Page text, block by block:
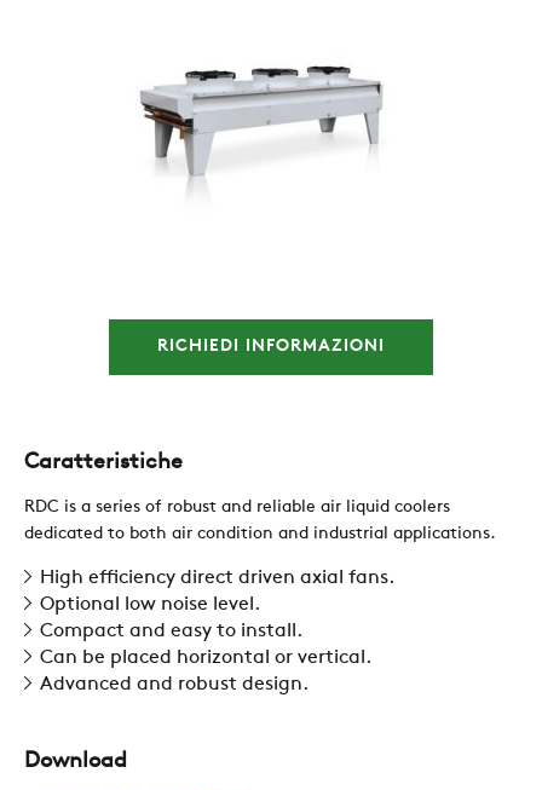
AZIENDA
AREA RISERVATA
SOSTENIBILITÀ
ZERO
RICHIEDI INFORMAZIONI
Caratteristiche
RDC is a series of robust and reliable air liquid coolers
dedicated to both air condition and industrial applications.
High efficiency direct driven axial fans.
Optional low noise level.
Compact and easy to install.
Can be placed horizontal or vertical.
Advanced and robust design.
Download